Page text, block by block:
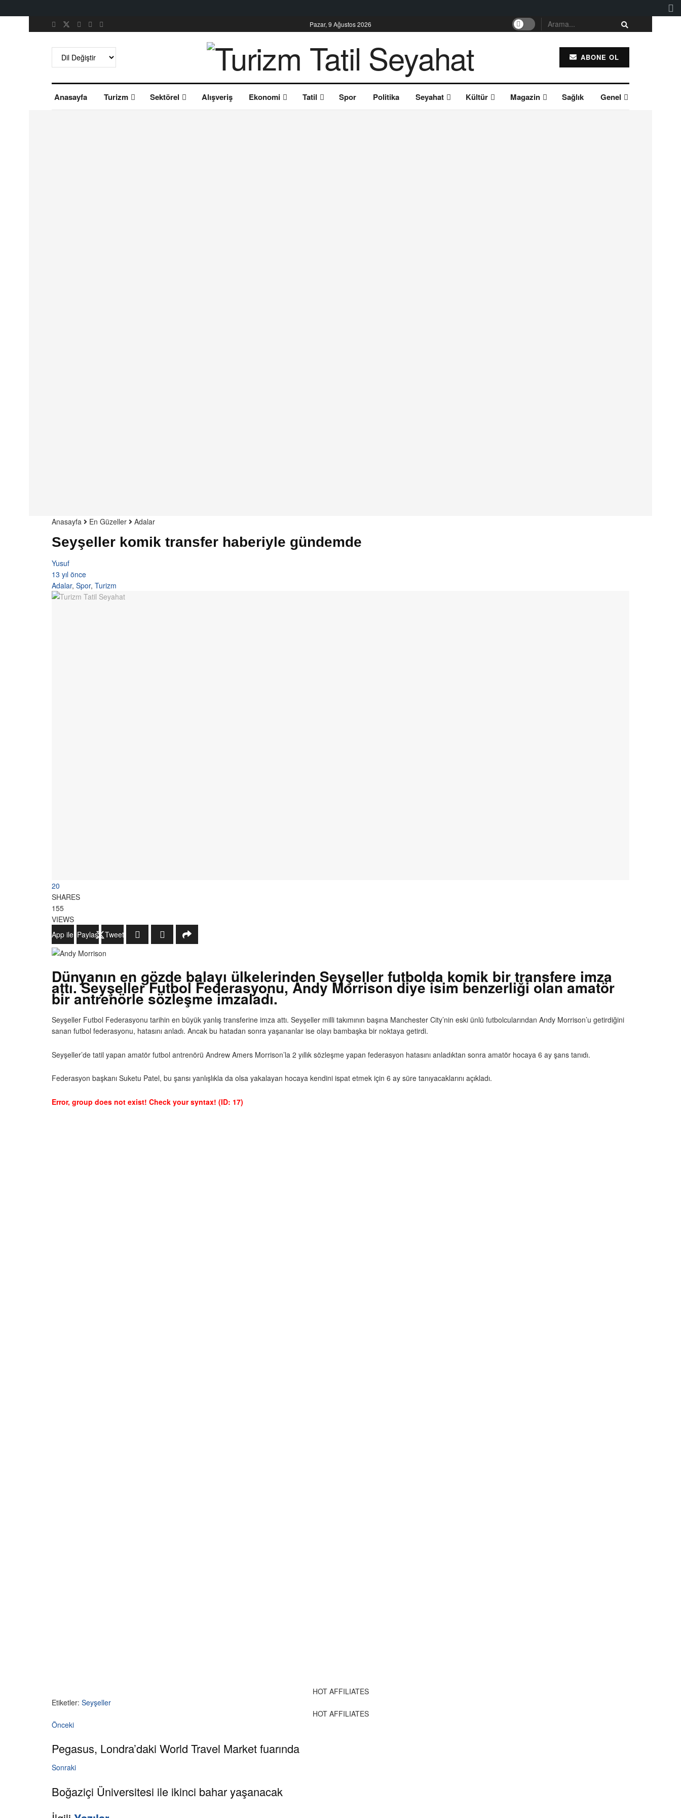
Pazar, 9 Ağustos 2026
ABONE OL
Anasayfa Turizm Sektörel Alışveriş Ekonomi Tatil Spor Politika Seyahat Kültür Magazin Sağlık Genel
Anasayfa En Güzeller Adalar
Seyşeller komik transfer haberiyle gündemde
Yusuf
13 yıl önce
Adalar, Spor, Turizm
20
SHARES
155
VIEWS
WhatsApp ile Gönder
Paylaş Tweetle
Dünyanın en gözde balayı ülkelerinden Seyşeller futbolda komik bir transfere imza
attı. Seyşeller Futbol Federasyonu, Andy Morrison diye isim benzerliği olan amatör
bir antrenörle sözleşme imzaladı.
Seyşeller Futbol Federasyonu tarihin en büyük yanlış transferine imza attı. Seyşeller milli takımının başına Manchester City’nin eski ünlü futbolcularından Andy Morrison’u getirdiğini
sanan futbol federasyonu, hatasını anladı. Ancak bu hatadan sonra yaşananlar ise olayı bambaşka bir noktaya getirdi.
Seyşeller’de tatil yapan amatör futbol antrenörü Andrew Amers Morrison’la 2 yıllık sözleşme yapan federasyon hatasını anladıktan sonra amatör hocaya 6 ay şans tanıdı.
Federasyon başkanı Suketu Patel, bu şansı yanlışlıkla da olsa yakalayan hocaya kendini ispat etmek için 6 ay süre tanıyacaklarını açıkladı.
Error, group does not exist! Check your syntax! (ID: 17)
HOT AFFILIATES
Etiketler: Seyşeller
HOT AFFILIATES
Önceki
Pegasus, Londra’daki World Travel Market fuarında
Sonraki
Boğaziçi Üniversitesi ile ikinci bahar yaşanacak